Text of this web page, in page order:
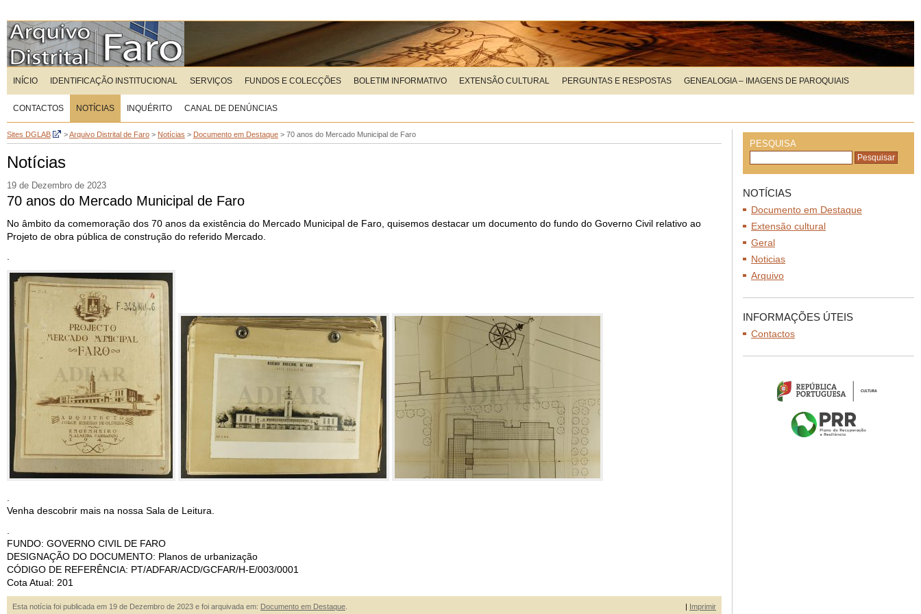
INÍCIO IDENTIFICAÇÃO INSTITUCIONAL SERVIÇOS FUNDOS E COLECÇÕES BOLETIM INFORMATIVO EXTENSÃO CULTURAL PERGUNTAS E RESPOSTAS GENEALOGIA – IMAGENS DE PAROQUIAIS
CONTACTOS NOTÍCIAS INQUÉRITO CANAL DE DENÚNCIAS
Sites DGLAB >Arquivo Distrital de Faro > Notícias > Documento em Destaque > 70 anos do Mercado Municipal de Faro
Notícias
19 de Dezembro de 2023
70 anos do Mercado Municipal de Faro
No âmbito da comemoração dos 70 anos da existência do Mercado Municipal de Faro, quisemos destacar um documento do fundo do Governo Civil relativo ao
Projeto de obra pública de construção do referido Mercado.
Venha descobrir mais na nossa Sala de Leitura.
FUNDO: GOVERNO CIVIL DE FARO
DESIGNAÇÃO DO DOCUMENTO: Planos de urbanização
CÓDIGO DE REFERÊNCIA: PT/ADFAR/ACD/GCFAR/H-E/003/0001
Cota Atual: 201
Esta notícia foi publicada em 19 de Dezembro de 2023 e foi arquivada em: Documento em Destaque | Imprimir
PESQUISA
NOTÍCIAS
Documento em Destaque
Extensão cultural
Geral
Noticias
Arquivo
INFORMAÇÕES ÚTEIS
Contactos